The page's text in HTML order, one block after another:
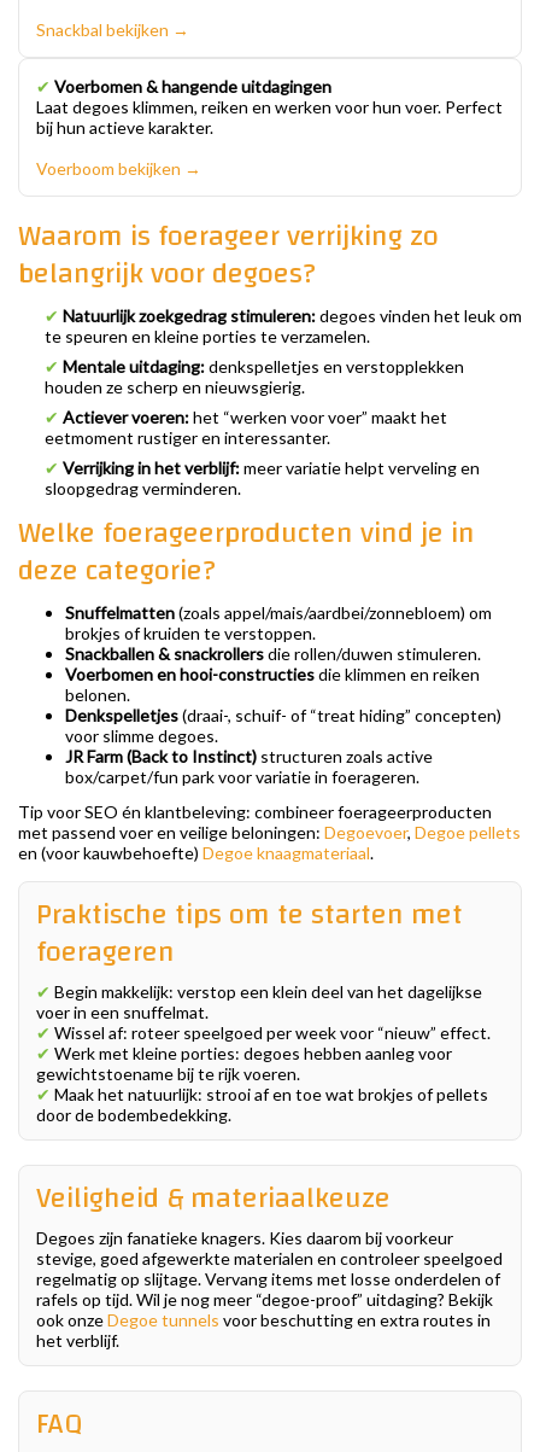
Snackbal bekijken →
✔ Voerbomen & hangende uitdagingen
Laat degoes klimmen, reiken en werken voor hun voer. Perfect
bij hun actieve karakter.
Voerboom bekijken →
Waarom is foerageer verrijking zo
belangrijk voor degoes?
✔ Natuurlijk zoekgedrag stimuleren:degoes vinden het leuk om
te speuren en kleine porties te verzamelen.
✔ Mentale uitdaging:denkspelletjes en verstopplekken
houden ze scherp en nieuwsgierig.
✔ Actiever voeren:het “werken voor voer” maakt het
eetmoment rustiger en interessanter.
✔ Verrijking in het verblijf:meer variatie helpt verveling en
sloopgedrag verminderen.
Welke foerageerproducten vind je in
deze categorie?
Snuffelmatten(zoals appel/mais/aardbei/zonnebloem) om
brokjes of kruiden te verstoppen.
Snackballen & snackrollersdie rollen/duwen stimuleren.
Voerbomen en hooi-constructiesdie klimmen en reiken
belonen.
Denkspelletjes(draai-, schuif- of “treat hiding” concepten)
voor slimme degoes.
JR Farm (Back to Instinct) structuren zoals active
box/carpet/fun park voor variatie in foerageren.
Tip voor SEO én klantbeleving: combineer foerageerproducten
met passend voer en veilige beloningen: Degoevoer, Degoe pellets
en (voor kauwbehoefte) Degoe knaagmateriaal.
Praktische tips om te starten met
foerageren
✔ Begin makkelijk: verstop een klein deel van het dagelijkse
voer in een snuffelmat.
✔ Wissel af: roteer speelgoed per week voor “nieuw” effect.
✔ Werk met kleine porties: degoes hebben aanleg voor
gewichtstoename bij te rijk voeren.
✔ Maak het natuurlijk: strooi af en toe wat brokjes of pellets
door de bodembedekking.
Veiligheid & materiaalkeuze
Degoes zijn fanatieke knagers. Kies daarom bij voorkeur
stevige, goed afgewerkte materialen en controleer speelgoed
regelmatig op slijtage. Vervang items met losse onderdelen of
rafels op tijd. Wil je nog meer “degoe-proof” uitdaging? Bekijk
ook onzeDegoe tunnels voor beschutting en extra routes in
het verblijf.
FAQ